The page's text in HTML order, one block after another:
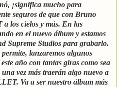
¡significa mucho para
seguros de que con Bruno
los cielos y más. En las
en el nuevo álbum y estamos
Supreme Studios para grabarlo.
lanzaremos algunos
año con tantas giras como sea
vez más traerán algo nuevo a
Va a ser nuestro álbum más